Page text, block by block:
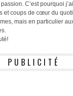
C’est pourquoi
et coups de cœur du
mais en particulier
PUBLICITÉ